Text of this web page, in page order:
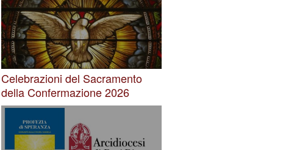
Celebrazioni del Sacramento
della Confermazione 2026